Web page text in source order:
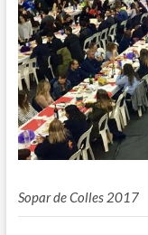
Sopar de Colles 2017